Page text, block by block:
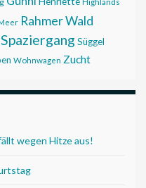
Highlands
Rahmer Wald
Spaziergang Süggel
Wohnwagen Zucht
wegen Hitze aus!